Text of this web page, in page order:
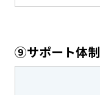
⑨サポート体制